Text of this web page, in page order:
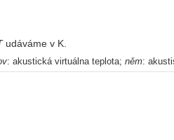
udáváme v K.
: akustická virtuálna teplota; něm: